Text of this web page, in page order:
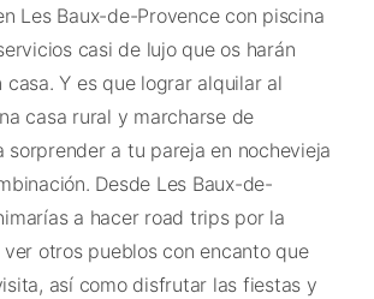
Les Baux-de-Provence con piscina
casi de lujo que os harán
casa. Y es que lograr alquilar al
casa rural y marcharse de
sorprender a tu pareja en nochevieja
Desde Les Baux-de-
a hacer road trips por la
otros pueblos con encanto que
así como disfrutar las fiestas y